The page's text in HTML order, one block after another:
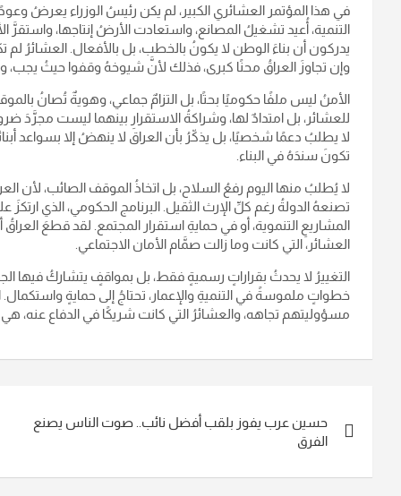
في هذا المؤتمر العشائري الكبير، لم يكن رئيسُ الوزراء يعرضُ
التنمية، أُعيد تشغيلُ المصانع، واستعادت الأرضُ إنتاجها،
يدركون أن بناءَ الوطن لا يكونُ بالخطب، بل بالأفعال. العشائرُ
وإن تجاوزَ العراقُ محنًا كبرى، فذلك لأنَّ شيوخهُ وقفوا حيثُ يجب،
الأمنُ ليس ملفًا حكوميًا بحتًا، بل التزامٌ جماعي، وهويةٌ تُصانُ
للعشائر، بل امتدادٌ لها، وشراكةُ الاستقرارِ بينهما ليست مجرَّدَ
لا يطلبُ دعمًا شخصيًا، بل يذكّرُ بأن العراق لا ينهضُ إلا بسواعد
تكونَ سندَهُ في البناء.
لا يُطلبُ منها اليوم رفعُ السلاح، بل اتخاذُ الموقف الصائب،
تصنعهُ الدولةُ رغم كلِّ الإرث الثقيل. البرنامج الحكومي، الذي
المشاريعِ التنموية، أو في حمايةِ استقرار المجتمع. لقد قطعَ
العشائر، التي كانت وما زالت صمَّام الأمان الاجتماعي.
التغييرُ لا يحدثُ بقراراتٍ رسميةٍ فقط، بل بمواقفٍ يتشاركُ فيها
خطواتٍ ملموسةً في التنميةِ والإعمار، تحتاجُ إلى حمايةٍ
مسؤوليتهم تجاهه، والعشائرُ التي كانت شريكًا في الدفاع عنه، هي
المقالات
حسين عرب يفوز بلقب أفضل نائب.. صوت الناس يصنع
الفرق